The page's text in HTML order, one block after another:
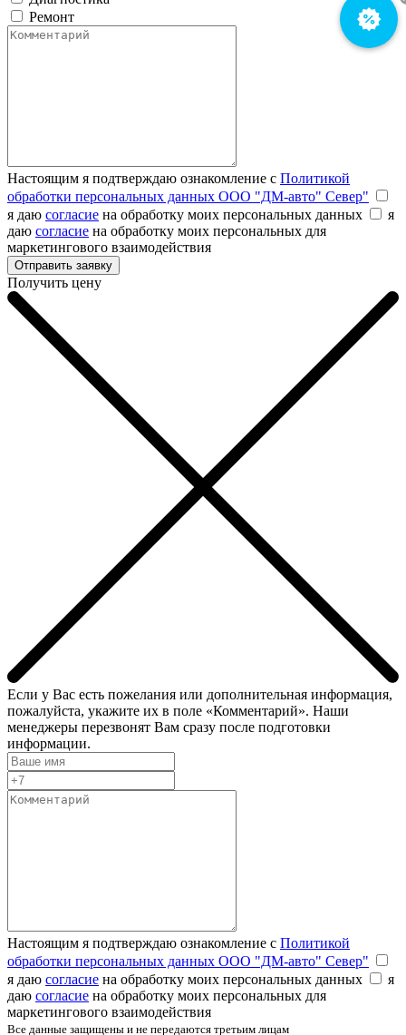
Ремонт
Настоящим я подтверждаю ознакомление с Политикой
обработки персональных данных ООО "ДМ-авто" Север"
я даю согласие на обработку моих персональных данных
я
даю согласие на обработку моих персональных для
маркетингового взаимодействия
Получить цену
Если у Вас есть пожелания или дополнительная информация,
пожалуйста, укажите их в поле «Комментарий». Наши
менеджеры перезвонят Вам сразу после подготовки
информации.
Настоящим я подтверждаю ознакомление с Политикой
обработки персональных данных ООО "ДМ-авто" Север"
я даю согласие на обработку моих персональных данных
я
даю согласие на обработку моих персональных для
маркетингового взаимодействия
Все данные защищены и не передаются третьим лицам